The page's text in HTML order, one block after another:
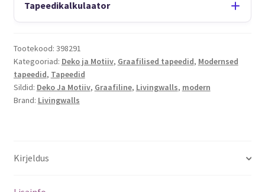
Tapeedikalkulaator
Tootekood: 398291
Kategooriad: Deko ja Motiiv, Graafilised tapeedid, Modernsed
tapeedid, Tapeedid
Sildid: Deko Ja Motiiv, Graafiline, Livingwalls, modern
Brand: Livingwalls
Kirjeldus